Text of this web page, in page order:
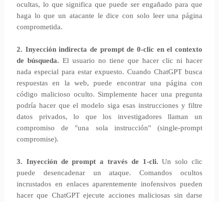
ocultas, lo que significa que puede ser engañado para que
haga lo que un atacante le dice con solo leer una página
comprometida.
2. Inyección indirecta de prompt de 0-clic en el contexto
de búsqueda. El usuario no tiene que hacer clic ni hacer
nada especial para estar expuesto. Cuando ChatGPT busca
respuestas en la web, puede encontrar una página con
código malicioso oculto. Simplemente hacer una pregunta
podría hacer que el modelo siga esas instrucciones y filtre
datos privados, lo que los investigadores llaman un
compromiso de "una sola instrucción" (single-prompt
compromise).
3. Inyección de prompt a través de 1-cli. Un solo clic
puede desencadenar un ataque. Comandos ocultos
incrustados en enlaces aparentemente inofensivos pueden
hacer que ChatGPT ejecute acciones maliciosas sin darse